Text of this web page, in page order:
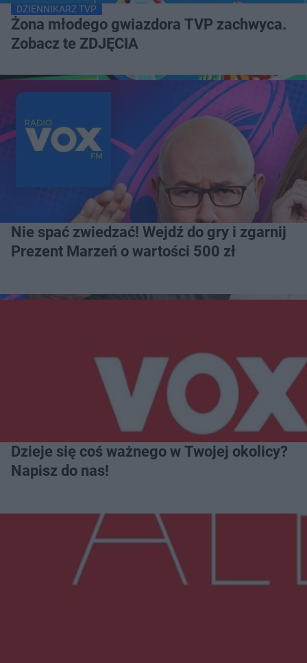
DZIENNIKARZ TVP
Żona młodego gwiazdora TVP zachwyca.
Zobacz te ZDJĘCIA
Nie spać zwiedzać! Wejdź do gry i zgarnij
Prezent Marzeń o wartości 500 zł
Dzieje się coś ważnego w Twojej okolicy?
Napisz do nas!
Więcej